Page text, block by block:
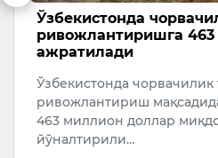
463 миллион доллар
тармоғини
2026–2028 йилларда
миқдорида маблағ